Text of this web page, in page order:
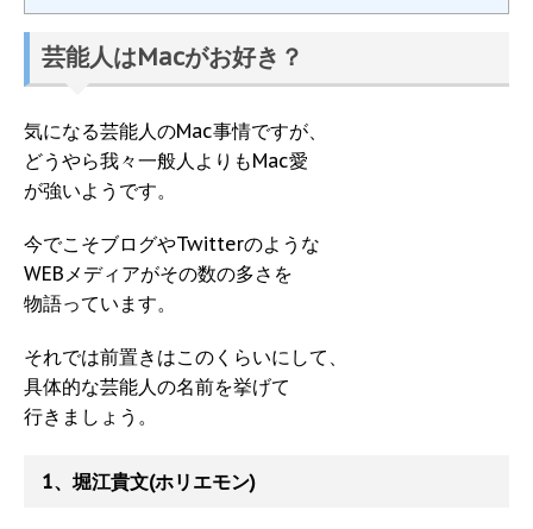
芸能人はMacがお好き？
気になる芸能人のMac事情ですが、
どうやら我々一般人よりもMac愛
が強いようです。
今でこそブログやTwitterのような
WEBメディアがその数の多さを
物語っています。
それでは前置きはこのくらいにして、
具体的な芸能人の名前を挙げて
行きましょう。
1、堀江貴文(ホリエモン)